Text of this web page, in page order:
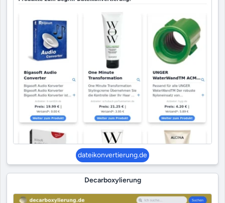
dateikonvertierung.de
Decarboxylierung